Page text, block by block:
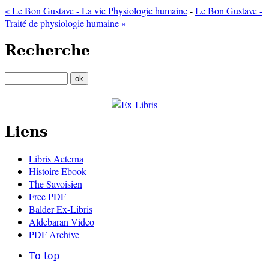
« Le Bon Gustave - La vie Physiologie humaine-Le Bon Gustave -
Traité de physiologie humaine »
Recherche
Liens
Libris Aeterna
Histoire Ebook
The Savoisien
Free PDF
Balder Ex-Libris
Aldebaran Video
PDF Archive
To top